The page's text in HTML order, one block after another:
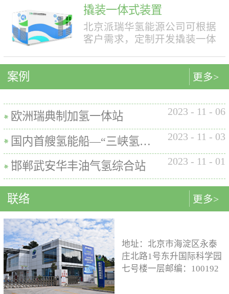
需求，定制满足中国标准（例
如GB50516, GB/T 43674等）、
欧盟标准（例如IEC 60069, EN
内的使用要求。公司的产品已
在国内、欧盟、日本、塞尔维
数表常规工作压力等级35MPa /
70MPa / 35&70MPa流量范围
0.1~7.2 kg/min计量精度±1%可
选加氢枪TK16或TK17或TK25
加氢枪数量单枪或双枪红外通
讯可选配预冷可选配防爆等级
（参考）II 3 G Ex h ia db mb eb
统项目经验，公司具有5000套
年生产能力。公司可根据客户
需求，对不同车型提供合理且
最优的设计方案，并根据安装
求进行定制化的设计，为客户
匹配最佳的设计方案。车载氢
系统设计制造遵循GB/T
26990、GB/T 29126、GB/T
24549等标准。公司车载氢系统
氢系统主要包括加氢模块、储
氢模块、供氢模块以及控制模
块。车载储供氢系统所有管
路、阀门及接头等采用不与高
压氢气介质发生化学反应的材
料。电气元件及线束均具有防
水、阻燃防爆的功能；车载储
供氢系统及其附属零部件均通
过高低温、盐雾、IP防护等级
等相关型式试验，以保证氢系
统的安全性及稳定性；氢系统
支架、加注口等均通过检验验
证；系统具备防过压、防过
撬装一体式装置
北京派瑞华氢能源公司可根据
客户需求，定制开发撬装一体
体可细分为大型撬装装置、小
型撬装装置、制氢加氢一体机
和小型加氢装置，以上装置在
国内、欧盟、日本等地得到应
用。撬装一体式制氢、储氢、
地小，节省空间，维护维修方
便。2. 各模块紧密融合，运行
效率高。3. 节能环保。撬装一
体式装置性能参数表制氢能力
500Nm3以下加氢等级
100~1000kg/d氢气压缩额定工作
压力45MPa/87.5MPa氢气加注额
定工作压力35MPa/70MPa环境
温度-40~+50℃参考标准T/ZSA
235-2024, GB50516, GB 50177,
GB/T 43674, IEC 60069, EN ISO
80079等。
案例
欧洲瑞典制加氢一体站 2023 - 11 - 06
国内首艘氢能船—“三峡氢舟1”号船载氢系统 2023 - 11 - 03
邯郸武安华丰油气氢综合站 2023 - 11 - 01
更多>
更多>
联络
地址：北京市海淀区永泰
庄北路1号东升国际科学园
七号楼一层邮编：100192